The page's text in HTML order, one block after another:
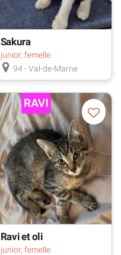
Sakura
junior, femelle
94 - Val-de-Marne
Ravi et oli
junior, femelle